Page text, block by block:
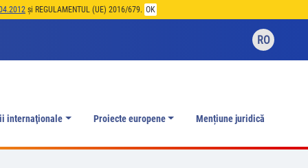
și REGULAMENTUL (UE) 2016/679. OK
RO
internaţionale Proiecte europene Mențiune juridică